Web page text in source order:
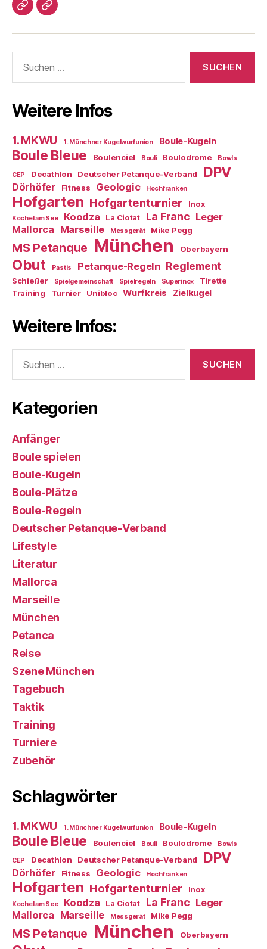
Impressum/DatSchutz
Beliebte
nach:
Weitere Infos
1. MKWU 1. Münchner Kugelwurfunion Boule-Kugeln
Boule Bleue Boulenciel Bouli Boulodrome Bowls
CEP Decathlon Deutscher Petanque-Verband DPV
Dörhöfer Fitness Geologic Hochfranken
Hofgarten Hofgartenturnier Inox
Kochel am See Koodza La Ciotat La Franc Leger
Mallorca Marseille Messgerät Mike Pegg
MS Petanque München Oberbayern
Obut Pastis Petanque-Regeln Reglement
Schießer Spielgemeinschaft Spielregeln Superinox
Tirette
Training
Turnier Unibloc Wurfkreis Zielkugel
Weitere Infos:
nach:
Kategorien
Anfänger
Boule spielen
Boule-Kugeln
Boule-Plätze
Boule-Regeln
Deutscher Petanque-Verband
Lifestyle
Literatur
Mallorca
Marseille
München
Petanca
Reise
Szene München
Tagebuch
Taktik
Training
Turniere
Zubehör
Schlagwörter
1. MKWU 1. Münchner Kugelwurfunion Boule-Kugeln
Boule Bleue Boulenciel Bouli Boulodrome Bowls
CEP Decathlon Deutscher Petanque-Verband DPV
Dörhöfer Fitness Geologic Hochfranken
Hofgarten Hofgartenturnier Inox
Kochel am See Koodza La Ciotat La Franc Leger
Mallorca Marseille Messgerät Mike Pegg
MS Petanque München Oberbayern